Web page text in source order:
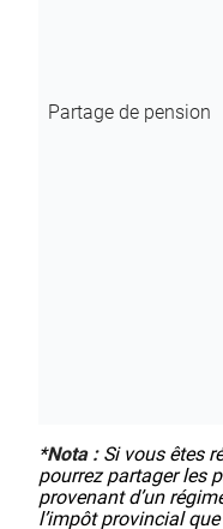
Partage de pension
*Nota :Si vous êtes
pourrez partager les
provenant d’un
l’impôt provincial